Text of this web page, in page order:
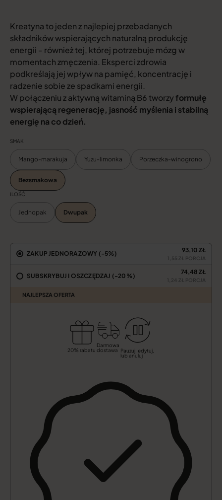
Kreatyna to jeden z najlepiej przebadanych
składników wspierających naturalną produkcję
energii - również tej, której potrzebuje mózg w
momentach zmęczenia. Eksperci zdrowia
podkreślają jej wpływ na pamięć, koncentrację i
radzenie sobie ze spadkami energii.
W połączeniu z aktywną witaminą B6 tworzyformułę
wspierającą regenerację, jasność myślenia i stabilną
energię na co dzień.
SMAK
Mango-marakuja Yuzu-limonka Porzeczka-winogrono
Bezsmakowa
ILOŚĆ
Jednopak Dwupak
ZAKUP JEDNORAZOWY (-5%) 93,10 ZŁ
SUBSKRYBUJ I OSZCZĘDZAJ (-20%) 74,48 ZŁ
NAJLEPSZA OFERTA
20% rabatu
Darmowa
dostawa Pauzuj, edytuj,
lub anuluj